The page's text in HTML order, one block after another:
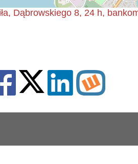
Dąbrowskiego 8, 24 h,